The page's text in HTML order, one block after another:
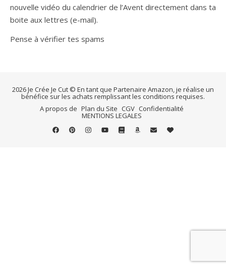
nouvelle vidéo du calendrier de l’Avent directement dans ta
boite aux lettres (e-mail).
Pense à vérifier tes spams
2026 Je Crée Je Cut © En tant que Partenaire Amazon, je réalise un
bénéfice sur les achats remplissant les conditions requises.
A propos de Plan du Site CGV Confidentialité
MENTIONS LEGALES